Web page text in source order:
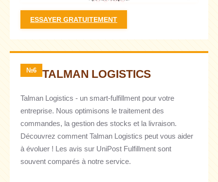
ESSAYER GRATUITEMENT
№6 TALMAN LOGISTICS
Talman Logistics - un smart-fulfillment pour votre
entreprise. Nous optimisons le traitement des
commandes, la gestion des stocks et la livraison.
Découvrez comment Talman Logistics peut vous aider
à évoluer ! Les avis sur UniPost Fulfillment sont
souvent comparés à notre service.